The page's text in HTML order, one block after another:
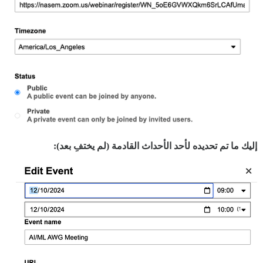
إليك ما تم تحديده لأحد الأحداث القادمة (لم يختفِ بعد):